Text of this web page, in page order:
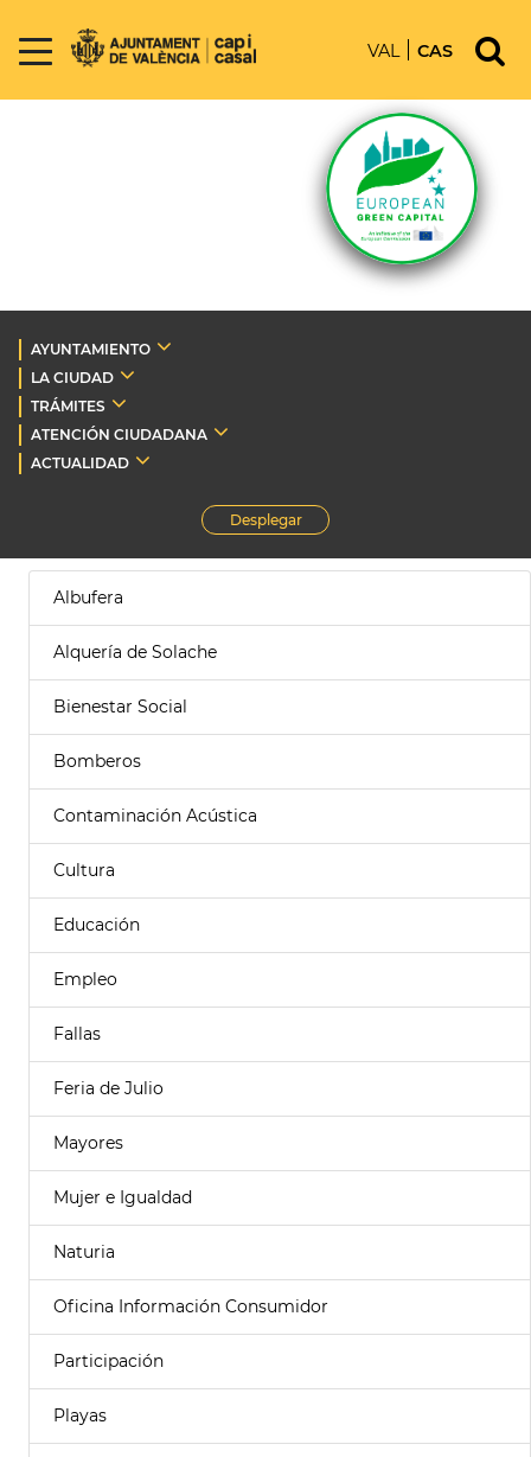
VAL CAS
AYUNTAMIENTO
LA CIUDAD
TRÁMITES
ATENCIÓN CIUDADANA
ACTUALIDAD
Desplegar
Albufera
Alquería de Solache
Bienestar Social
Bomberos
Contaminación Acústica
Cultura
Educación
Empleo
Fallas
Feria de Julio
Mayores
Mujer e Igualdad
Naturia
Oficina Información Consumidor
Participación
Playas